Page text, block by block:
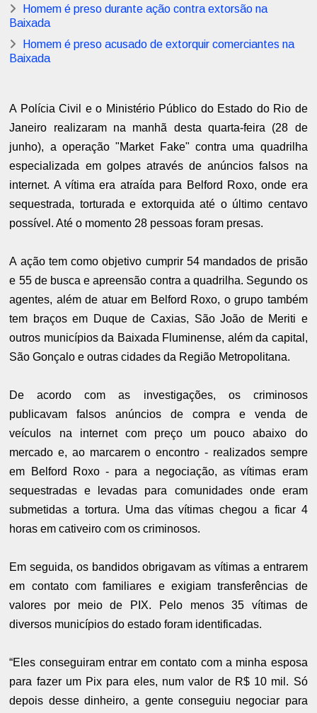
Homem é preso durante ação contra extorsão na
Baixada
Homem é preso acusado de extorquir comerciantes na
Baixada
A Polícia Civil e o Ministério Público do Estado do Rio de
Janeiro realizaram na manhã desta quarta-feira (28 de
junho), a operação "Market Fake" contra uma quadrilha
especializada em golpes através de anúncios falsos na
internet. A vítima era atraída para Belford Roxo, onde era
sequestrada, torturada e extorquida até o último centavo
possível. Até o momento 28 pessoas foram presas.
A ação tem como objetivo cumprir 54 mandados de prisão
e 55 de busca e apreensão contra a quadrilha. Segundo os
agentes, além de atuar em Belford Roxo, o grupo também
tem braços em Duque de Caxias, São João de Meriti e
outros municípios da Baixada Fluminense, além da capital,
São Gonçalo e outras cidades da Região Metropolitana.
De acordo com as investigações, os criminosos
publicavam falsos anúncios de compra e venda de
veículos na internet com preço um pouco abaixo do
mercado e, ao marcarem o encontro - realizados sempre
em Belford Roxo - para a negociação, as vítimas eram
sequestradas e levadas para comunidades onde eram
submetidas a tortura. Uma das vítimas chegou a ficar 4
horas em cativeiro com os criminosos.
Em seguida, os bandidos obrigavam as vítimas a entrarem
em contato com familiares e exigiam transferências de
valores por meio de PIX. Pelo menos 35 vítimas de
diversos municípios do estado foram identificadas.
“Eles conseguiram entrar em contato com a minha esposa
para fazer um Pix para eles, num valor de R$ 10 mil. Só
depois desse dinheiro, a gente conseguiu negociar para